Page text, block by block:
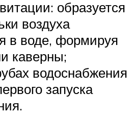
образуется
воздуха
в воде, формируя
каверны;
водоснабжения
запуска